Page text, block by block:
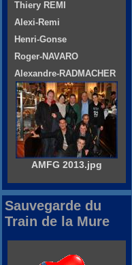
Thiery REMI
Alexi-Remi
Henri-Gonse
Roger-NAVARO
Alexandre-RADMACHER
AMFG 2013.jpg
Sauvegarde du
Train de la Mure